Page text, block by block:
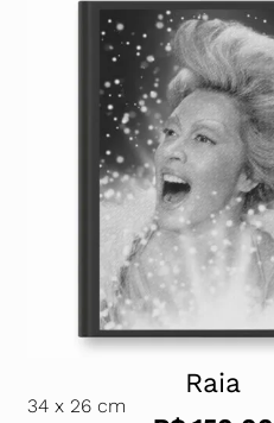
Raia
34 x 26 cm